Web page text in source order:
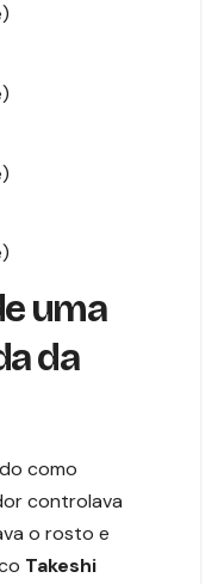
uma
da
como
controlava
o rosto e
Takeshi